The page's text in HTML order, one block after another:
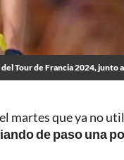
Tour de Francia 2024,
martes que ya no
de paso una